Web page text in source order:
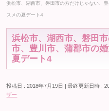
浜松市、湖西市、磐田市の方だけじゃない、
スメの夏デート4
浜松市、湖西市、磐田
市、豊川市、蒲郡市の
夏デート4
投稿日 : 2018年7月19日 最終更新日時 :
ザー